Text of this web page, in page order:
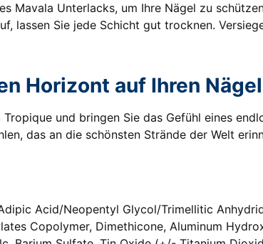
Mavala Unterlacks, um Ihre Nägel zu
lassen Sie jede Schicht gut trocknen.
Horizont auf Ihren
und bringen Sie das Gefühl eines
das an die schönsten Strände der Welt
Acid/Neopentyl Glycol/Trimellitic
Copolymer, Dimethicone, Aluminum